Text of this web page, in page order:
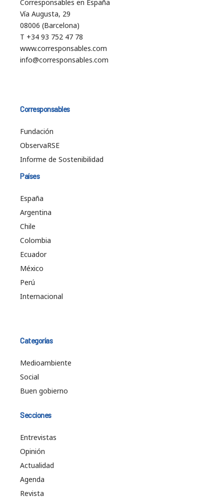
Corresponsables en España
Vía Augusta, 29
08006 (Barcelona)
T +34 93 752 47 78
www.corresponsables.com
info@corresponsables.com
Corresponsables
Fundación
ObservaRSE
Informe de Sostenibilidad
Países
España
Argentina
Chile
Colombia
Ecuador
México
Perú
Internacional
Categorías
Medioambiente
Social
Buen gobierno
Secciones
Entrevistas
Opinión
Actualidad
Agenda
Revista